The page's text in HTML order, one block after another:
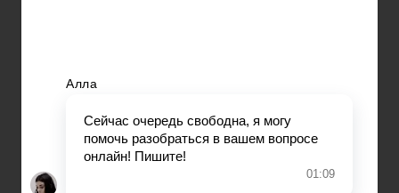
Нотариат
Гарантии и компенсации
Вопросы и ответы